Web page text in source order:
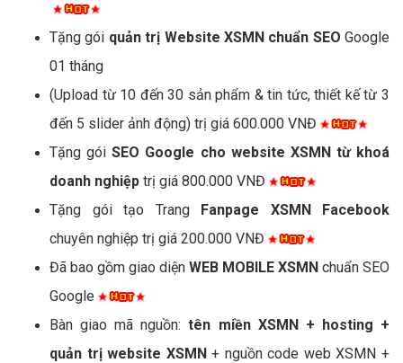
Tặng gói quản trị Website XSMN chuẩn SEO Google
01 tháng
(Upload từ 10 đến 30 sản phẩm & tin tức, thiết kế từ 3
đến 5 slider ảnh động) trị giá 600.000 VNĐ
Tặng góiSEO Google cho website XSMN từ khoá
doanh nghiệp trị giá 800.000 VNĐ
Tặng gói tạo Trang Fanpage XSMN Facebook
chuyên nghiệp trị giá 200.000 VNĐ
Đã bao gồm giao diện WEB MOBILE XSMN chuẩn SEO
Google
Bàn giao mã nguồn:tên miền XSMN + hosting +
quản trị website XSMN+ nguồn code web XSMN +